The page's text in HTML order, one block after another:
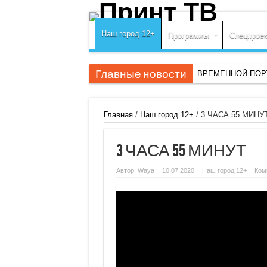
Наш город 12+ Программы
Главные новости ВРЕМЕННОЙ
Главная/ Наш город 12+ / 3 ЧАСА 55
3 ЧАСА 55 МИНУТ
Автор: Waya 10.07.2020 Наш город 12+